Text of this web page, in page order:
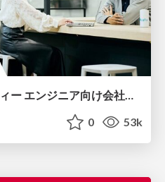
【５分でわかる】セーフィー エンジニア向け会社紹介
0 53k